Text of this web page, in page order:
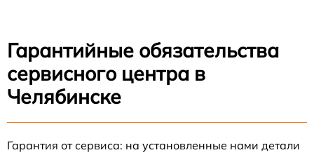
Гарантийные обязательства
сервисного центра в
Челябинске
Гарантия от сервиса: на установленные нами детали